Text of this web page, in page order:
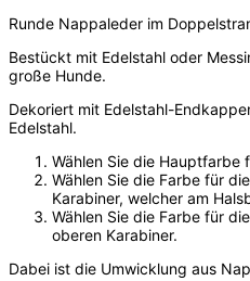
Runde Nappaleder im
Bestückt mit Edelstahl oder
große Hunde.
Dekoriert mit Edelstahl-
Edelstahl.
Wählen Sie die Hauptfarbe
Wählen Sie die Farbe für
Karabiner, welcher am
Wählen Sie die Farbe für
oberen Karabiner.
Dabei ist die Umwicklung aus